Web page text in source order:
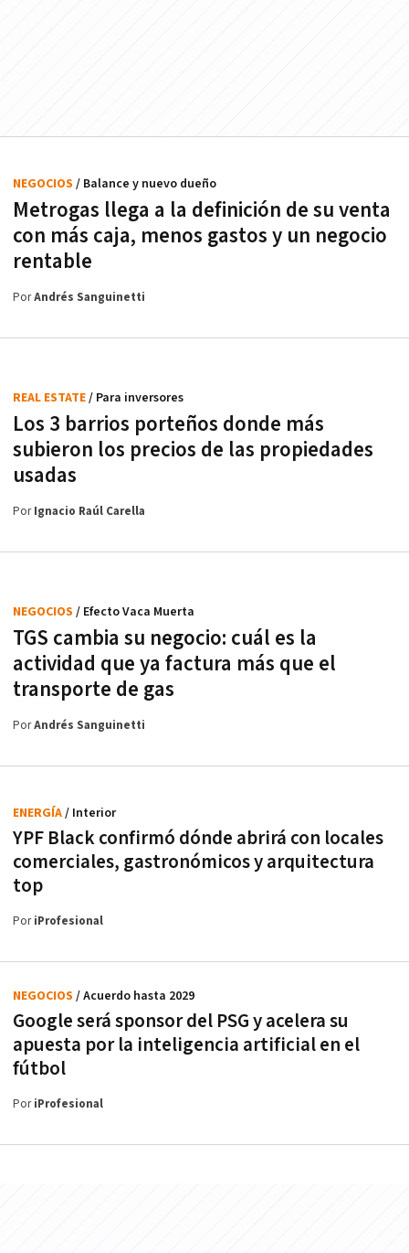
Metrogas llega a la definición de su venta
con más caja, menos gastos y un negocio
rentable
NEGOCIOS / Balance y nuevo dueño
PorAndrés Sanguinetti
Los 3 barrios porteños donde más
subieron los precios de las propiedades
usadas
REAL ESTATE/ Para inversores
PorIgnacio Raúl Carella
TGS cambia su negocio: cuál es la
actividad que ya factura más que el
transporte de gas
NEGOCIOS / Efecto Vaca Muerta
PorAndrés Sanguinetti
YPF Black confirmó dónde abrirá con locales
comerciales, gastronómicos y arquitectura
top
ENERGÍA/ Interior
PoriProfesional
Google será sponsor del PSG y acelera su
apuesta por la inteligencia artificial en el
fútbol
NEGOCIOS / Acuerdo hasta 2029
PoriProfesional